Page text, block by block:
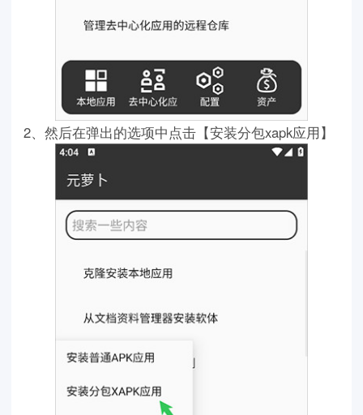
2、然后在弹出的选项中点击【安装分包xapk应用】